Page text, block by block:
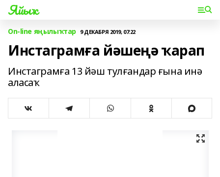
Яйыҡ
On-line яңылыҡтар 9 ДЕКАБРЯ 2019, 07:22
Инстаграмға йәшеңә ҡарап
Инстаграмға 13 йәш тулғандар ғына инә
аласаҡ